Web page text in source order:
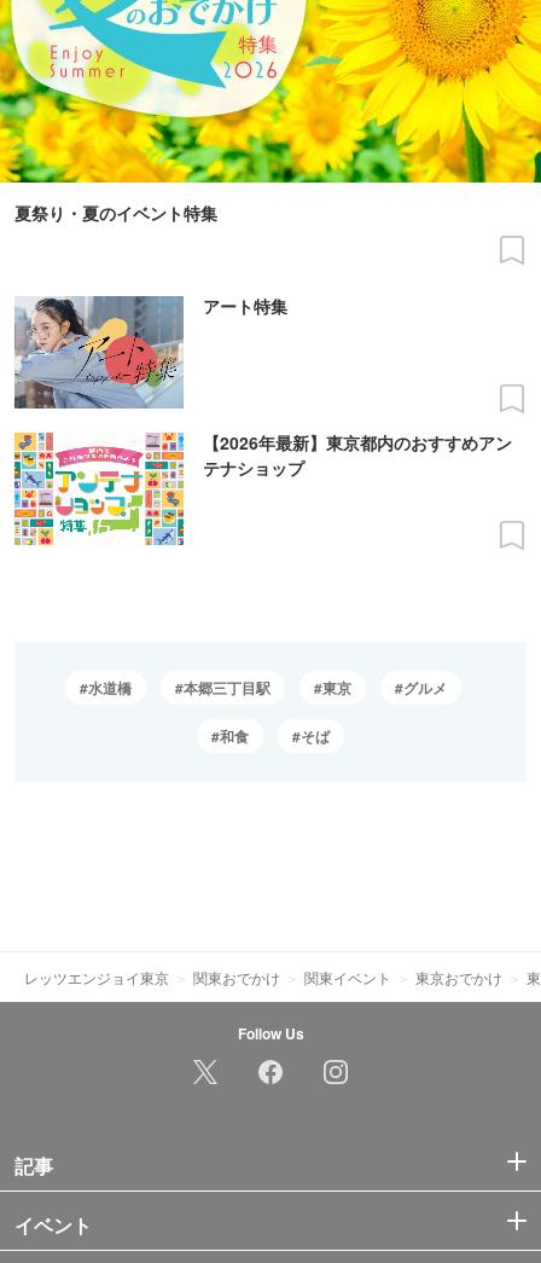
夏祭り・夏のイベント特集
アート特集
【2026年最新】東京都内のおすすめアン
テナショップ
水道橋 本郷三丁目駅 東京 グルメ
和食 そば
レッツエンジョイ東京 関東おでかけ 関東イベント 東京おでかけ
Follow Us
記事
イベント